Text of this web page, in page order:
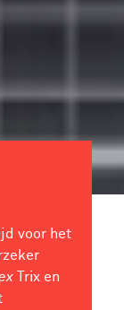
voor het
Trix en